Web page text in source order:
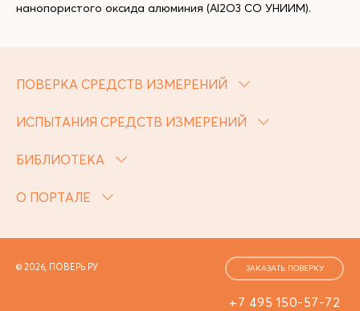
нанопористого оксида алюминия (Al2O3 СО УНИИМ).
ПОВЕРКА СРЕДСТВ ИЗМЕРЕНИЙ
ИСПЫТАНИЯ СРЕДСТВ ИЗМЕРЕНИЙ
БИБЛИОТЕКА
О ПОРТАЛЕ
© 2026, ПОВЕРЬ.РУ
+7 495 150-57-72
ЗАКАЗАТЬ ПОВЕРКУ